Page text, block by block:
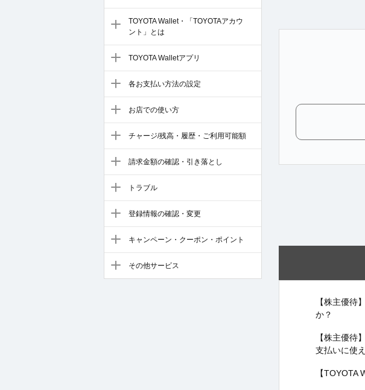
TOYOTA Wallet・「TOYOTAアカウ
ント」とは
TOYOTA Walletアプリ
各お支払い方法の設定
お店での使い方
チャージ/残高・履歴・ご利用可能額
請求金額の確認・引き落とし
トラブル
登録情報の確認・変更
キャンペーン・クーポン・ポイント
その他サービス
【株主優待
か？
【株主優待
支払いに使
【TOYOTA